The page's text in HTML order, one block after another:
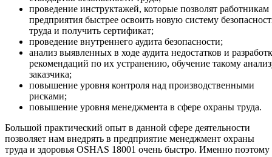
проведение инструктажей, которые позволят работникам
предприятия быстрее освоить новую систему
труда и получить сертификат;
проведение внутреннего аудита безопасности;
анализ выявленных в ходе аудита недостатков и
рекомендаций по их устранению, обучение такому
заказчика;
повышение уровня контроля над производственными
рисками;
повышение уровня менеджмента в сфере охраны труда.
Большой практический опыт в данной сфере деятельности
позволяет нам внедрять в предприятие менеджмент охраны
труда и здоровья OSHAS 18001 очень быстро. Именно поэтому